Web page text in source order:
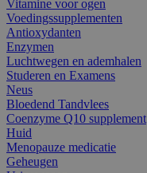
Vitamine voor ogen
Voedingssupplementen
Antioxydanten
Enzymen
Luchtwegen en ademhalen
Studeren en Examens
Neus
Bloedend Tandvlees
Coenzyme Q10 supplement
Huid
Menopauze medicatie
Geheugen